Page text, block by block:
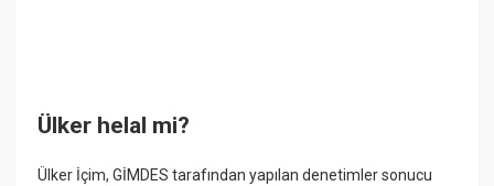
Ülker helal mi?
Ülker İçim, GİMDES tarafından yapılan denetimler sonucu